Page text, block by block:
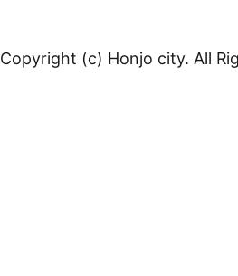
Copyright (c) Honjo city. All